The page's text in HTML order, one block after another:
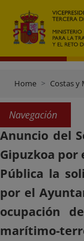
Home Costas y
Navegación
Anuncio del
Gipuzkoa por
Pública la
por el
ocupación
marítimo-